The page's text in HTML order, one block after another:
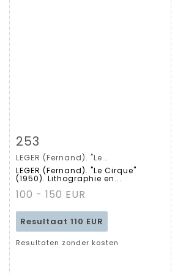
Gedetailleerde
fiche
253
LEGER (Fernand). "Le...
LEGER (Fernand). "Le Cirque"
(1950). Lithographie en...
100 - 150 EUR
Resultaat 110 EUR
Resultaten zonder kosten